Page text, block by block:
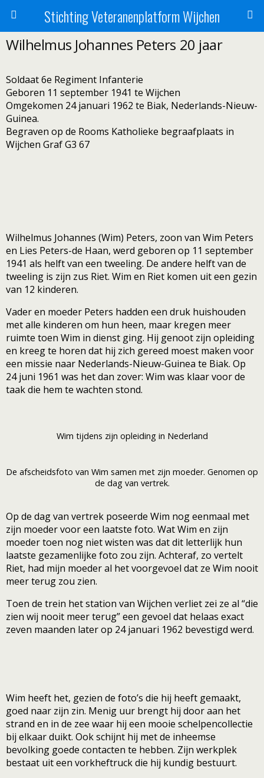
Stichting Veteranenplatform Wijchen
Wilhelmus Johannes Peters 20 jaar
Soldaat 6e Regiment Infanterie
Geboren 11 september 1941 te Wijchen
Omgekomen 24 januari 1962 te Biak, Nederlands-Nieuw-
Guinea.
Begraven op de Rooms Katholieke begraafplaats in
Wijchen Graf G3 67
Wilhelmus Johannes (Wim) Peters, zoon van Wim Peters
en Lies Peters-de Haan, werd geboren op 11 september
1941 als helft van een tweeling. De andere helft van de
tweeling is zijn zus Riet. Wim en Riet komen uit een gezin
van 12 kinderen.
Vader en moeder Peters hadden een druk huishouden
met alle kinderen om hun heen, maar kregen meer
ruimte toen Wim in dienst ging. Hij genoot zijn opleiding
en kreeg te horen dat hij zich gereed moest maken voor
een missie naar Nederlands-Nieuw-Guinea te Biak. Op
24 juni 1961 was het dan zover: Wim was klaar voor de
taak die hem te wachten stond.
Wim tijdens zijn opleiding in Nederland
De afscheidsfoto van Wim samen met zijn moeder. Genomen op
de dag van vertrek.
Op de dag van vertrek poseerde Wim nog eenmaal met
zijn moeder voor een laatste foto. Wat Wim en zijn
moeder toen nog niet wisten was dat dit letterlijk hun
laatste gezamenlijke foto zou zijn. Achteraf, zo vertelt
Riet, had mijn moeder al het voorgevoel dat ze Wim nooit
meer terug zou zien.
Toen de trein het station van Wijchen verliet zei ze al “die
zien wij nooit meer terug” een gevoel dat helaas exact
zeven maanden later op 24 januari 1962 bevestigd werd.
Wim heeft het, gezien de foto’s die hij heeft gemaakt,
goed naar zijn zin. Menig uur brengt hij door aan het
strand en in de zee waar hij een mooie schelpencollectie
bij elkaar duikt. Ook schijnt hij met de inheemse
bevolking goede contacten te hebben. Zijn werkplek
bestaat uit een vorkheftruck die hij kundig bestuurt.